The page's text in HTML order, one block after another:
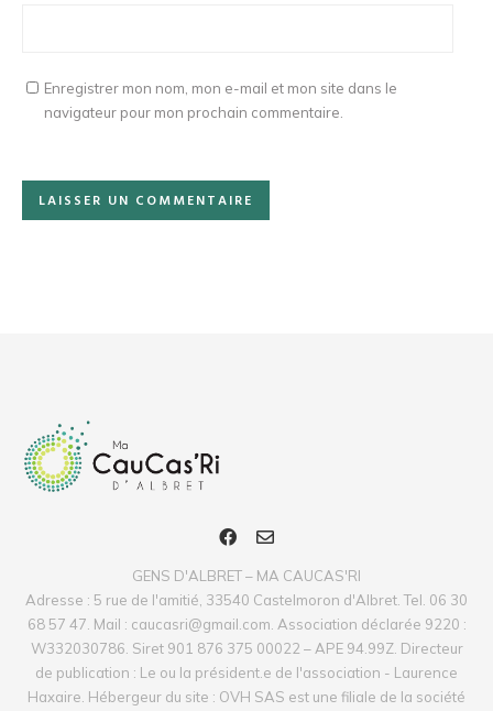
Enregistrer mon nom, mon e-mail et mon site dans le
navigateur pour mon prochain commentaire.
GENS D'ALBRET – MA CAUCAS'RI
Adresse : 5 rue de l'amitié, 33540 Castelmoron d'Albret. Tel. 06 30
68 57 47. Mail : caucasri@gmail.com. Association déclarée 9220 :
W332030786. Siret 901 876 375 00022 – APE 94.99Z. Directeur
de publication : Le ou la président.e de l'association - Laurence
Haxaire. Hébergeur du site : OVH SAS est une filiale de la société